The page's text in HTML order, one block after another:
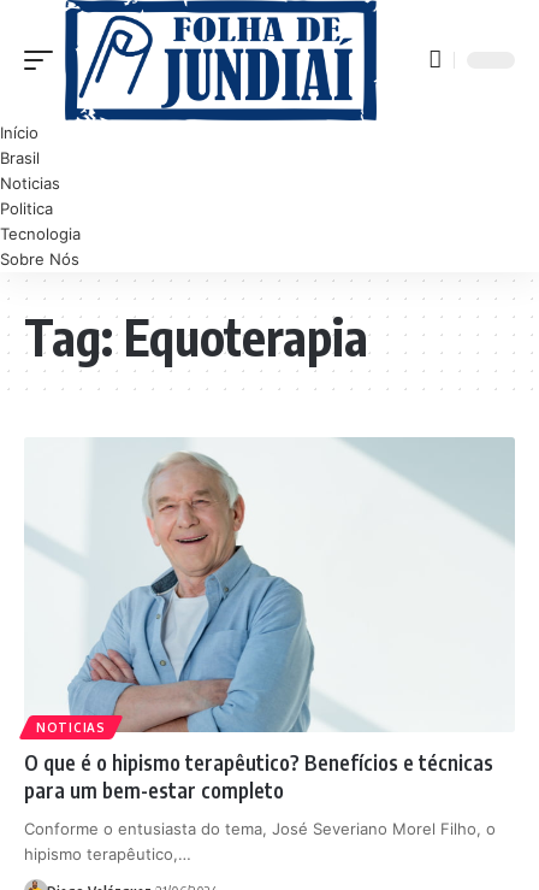
Início
Brasil
Noticias
Politica
Tecnologia
Sobre Nós
Tag:Equoterapia
NOTICIAS
O que é o hipismo terapêutico? Benefícios e técnicas
para um bem-estar completo
Conforme o entusiasta do tema, José Severiano Morel Filho, o
hipismo terapêutico,…